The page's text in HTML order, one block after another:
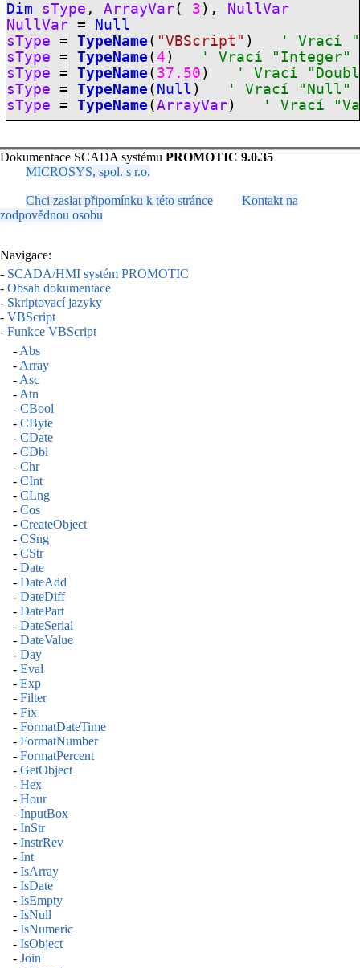
Dim sType ,ArrayVar( 3 ),
NullVar
NullVar =
Null
sType =TypeName ( "VBScript" )
' Vrací
sType =TypeName (4 )
' Vrací "Integer"
sType =TypeName ( 37.50 )
' Vrací
sType =TypeName ( Null )
' Vrací "Null"
sType =TypeName (ArrayVar) ' Vrací
Dokumentace SCADA systému PROMOTIC 9.0.35
MICROSYS, spol. s r.o.
Chci zaslat připomínku k této stránce
Kontakt na
zodpovědnou osobu
Navigace:
- SCADA/HMI systém PROMOTIC
- Obsah dokumentace
- Skriptovací jazyky
- VBScript
- Funkce VBScript
- Abs
- Array
- Asc
- Atn
- CBool
- CByte
- CDate
- CDbl
- Chr
- CInt
- CLng
- Cos
- CreateObject
- CSng
- CStr
- Date
- DateAdd
- DateDiff
- DatePart
- DateSerial
- DateValue
- Day
- Eval
- Exp
- Filter
- Fix
- FormatDateTime
- FormatNumber
- FormatPercent
- GetObject
- Hex
- Hour
- InputBox
- InStr
- InstrRev
- Int
- IsArray
- IsDate
- IsEmpty
- IsNull
- IsNumeric
- IsObject
- Join